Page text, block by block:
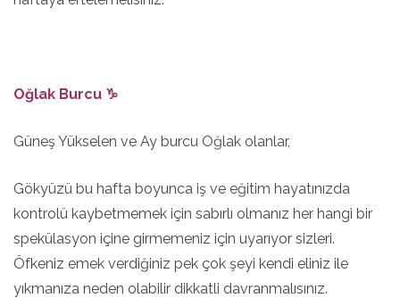
Oğlak Burcu ♑
Güneş Yükselen ve Ay burcu Oğlak olanlar,
Gökyüzü bu hafta boyunca iş ve eğitim hayatınızda
kontrolü kaybetmemek için sabırlı olmanız her hangi bir
spekülasyon içine girmemeniz için uyarıyor sizleri.
Öfkeniz emek verdiğiniz pek çok şeyi kendi eliniz ile
yıkmanıza neden olabilir dikkatli davranmalısınız.